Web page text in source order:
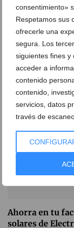
consentimiento»
Respetamos sus
ofrecerle una
segura. Los
siguientes fines y
acceder a
contenido
contenido,
servicios, datos
través de
Fernando Moll
equipar tu
27 de octubre de 2021
Ahorra en tu
solares de